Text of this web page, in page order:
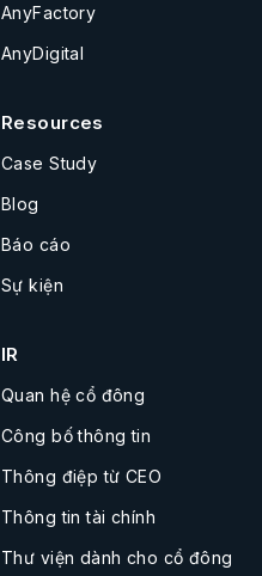
AnyFactory
AnyDigital
Resources
Case Study
Blog
Báo cáo
Sự kiện
IR
Quan hệ cổ đông
Công bố thông tin
Thông điệp từ CEO
Thông tin tài chính
Thư viện dành cho cổ đông